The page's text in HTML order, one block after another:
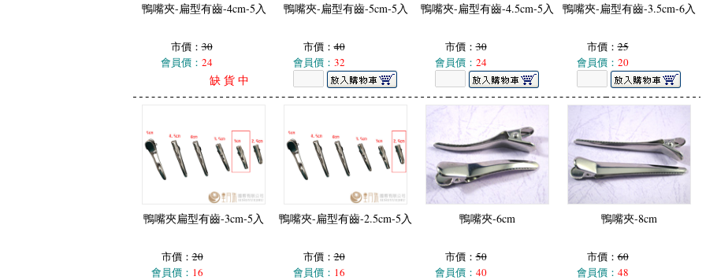
鴨嘴夾-扁型有齒-4cm-5入
市價：30
會員價： 24
缺 貨 中
鴨嘴夾-扁型有齒-5cm-5入
市價：40
會員價： 32
鴨嘴夾-扁型有齒-4.5cm-5入
市價：30
會員價： 24
鴨嘴夾-扁型有齒-3.5cm-6入
市價：25
會員價： 20
鴨嘴夾扁型有齒-3cm-5入
市價：20
會員價： 16
鴨嘴夾-扁型有齒-2.5cm-5入
市價：20
會員價： 16
鴨嘴夾-6cm
市價：50
會員價： 40
鴨嘴夾-8cm
市價：60
會員價： 48